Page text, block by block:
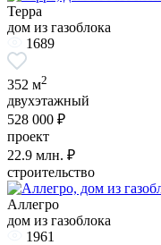
Терра
дом из газоблока
1689
352 м2
двухэтажный
528 000 ₽
проект
22.9 млн. ₽
строительство
Аллегро
дом из газоблока
1961